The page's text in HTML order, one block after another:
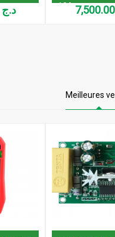
د.ج
10A
7,500.00
Meilleures